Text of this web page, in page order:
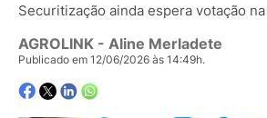
Securitização ainda espera votação
AGROLINK - Aline Merladete
Publicado em 12/06/2026 às 14:49h.